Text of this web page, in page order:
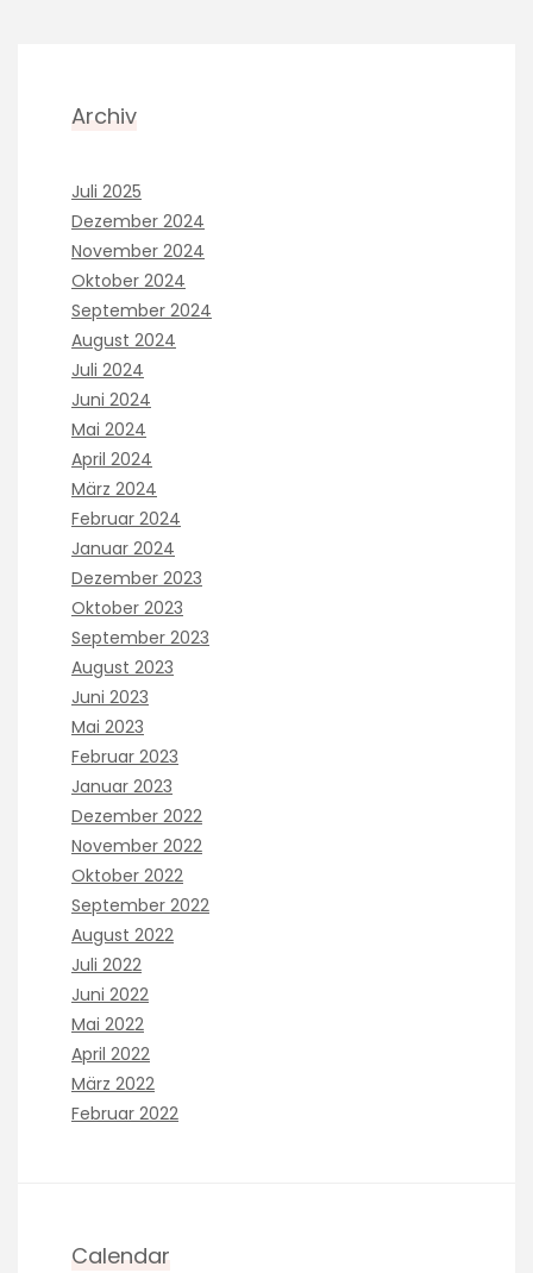
Archiv
Juli 2025
Dezember 2024
November 2024
Oktober 2024
September 2024
August 2024
Juli 2024
Juni 2024
Mai 2024
April 2024
März 2024
Februar 2024
Januar 2024
Dezember 2023
Oktober 2023
September 2023
August 2023
Juni 2023
Mai 2023
Februar 2023
Januar 2023
Dezember 2022
November 2022
Oktober 2022
September 2022
August 2022
Juli 2022
Juni 2022
Mai 2022
April 2022
März 2022
Februar 2022
Calendar